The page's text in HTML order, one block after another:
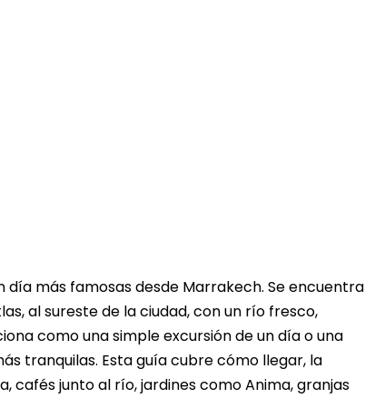
día más famosas desde Marrakech. Se encuentra
al sureste de la ciudad, con un río fresco,
como una simple excursión de un día o una
tranquilas. Esta guía cubre cómo llegar, la
cafés junto al río, jardines como Anima, granjas